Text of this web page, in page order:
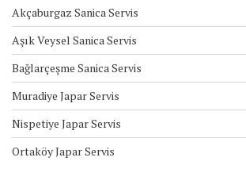
Akçaburgaz Sanica Servis
Aşık Veysel Sanica Servis
Bağlarçeşme Sanica Servis
Muradiye Japar Servis
Nispetiye Japar Servis
Ortaköy Japar Servis